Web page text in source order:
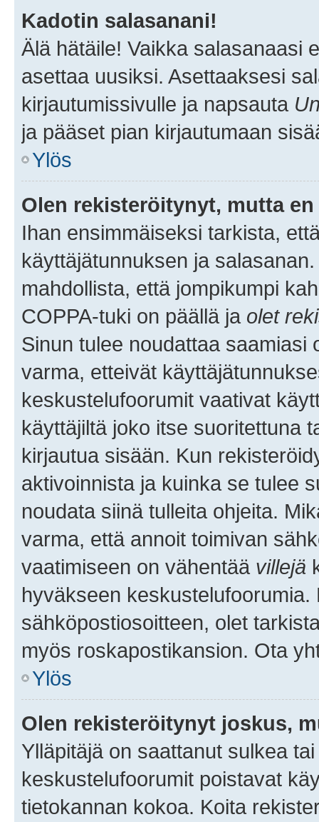
Kadotin salasanani!
Älä hätäile! Vaikka salasanaasi
asettaa uusiksi. Asettaaksesi
kirjautumissivulle ja napsauta
ja pääset pian kirjautumaan
Ylös
Olen rekisteröitynyt, mutta
Ihan ensimmäiseksi tarkista,
käyttäjätunnuksen ja
mahdollista, että jompikumpi
COPPA-tuki on päällä ja olet
Sinun tulee noudattaa saamiasi
varma, etteivät
keskustelufoorumit vaativat
käyttäjiltä joko itse suoritettuna
kirjautua sisään. Kun
aktivoinnista ja kuinka se tulee
noudata siinä tulleita ohjeita.
varma, että annoit toimivan
vaatimiseen on vähentää villejä
hyväkseen
sähköpostiosoitteen, olet
myös roskapostikansion. Ota
Ylös
Olen rekisteröitynyt joskus,
Ylläpitäjä on saattanut sulkea
keskustelufoorumit poistavat
tietokannan kokoa. Koita